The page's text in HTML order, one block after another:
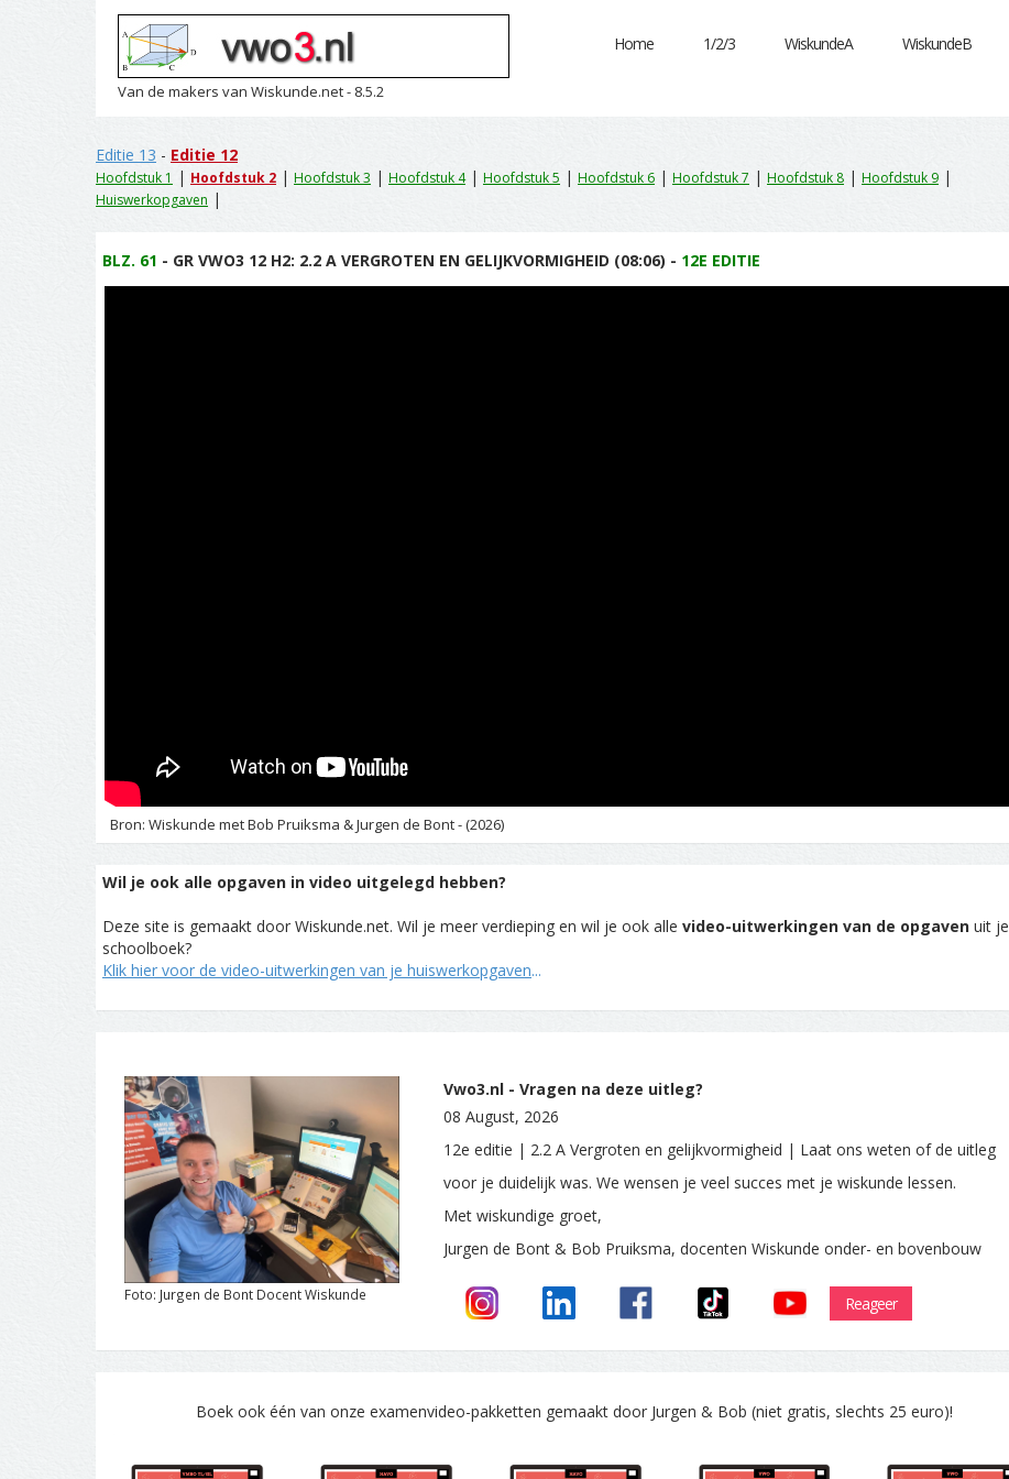
Van de makers van Wiskunde.net - 8.5.2
Home 1/2/3 WiskundeA WiskundeB
Editie 13 - Editie 12
Hoofdstuk 1 | Hoofdstuk 2 | Hoofdstuk 3 | Hoofdstuk 4| Hoofdstuk 5 | Hoofdstuk 6 | Hoofdstuk 7 | Hoofdstuk 8 | Hoofdstuk 9 |
Huiswerkopgaven |
BLZ. 61 - GR VWO3 12 H2: 2.2 A VERGROTEN EN GELIJKVORMIGHEID (08:06) - 12E EDITIE
Bron: Wiskunde met Bob Pruiksma & Jurgen de Bont - (2026)
Wil je ook alle opgaven in video uitgelegd hebben?
Deze site is gemaakt door Wiskunde.net. Wil je meer verdieping en wil je ook alle video-uitwerkingen van de opgaven uit je
schoolboek?
Klik hier voor de video-uitwerkingen van je huiswerkopgaven...
Foto: Jurgen de Bont Docent Wiskunde
Vwo3.nl - Vragen na deze uitleg?
08 August, 2026
12e editie | 2.2 A Vergroten en gelijkvormigheid | Laat ons weten of de uitleg
voor je duidelijk was. We wensen je veel succes met je wiskunde lessen.
Met wiskundige groet,
Jurgen de Bont & Bob Pruiksma, docenten Wiskunde onder- en bovenbouw
Reageer
Boek ook één van onze examenvideo-pakketten gemaakt door Jurgen & Bob (niet gratis, slechts 25 euro)!